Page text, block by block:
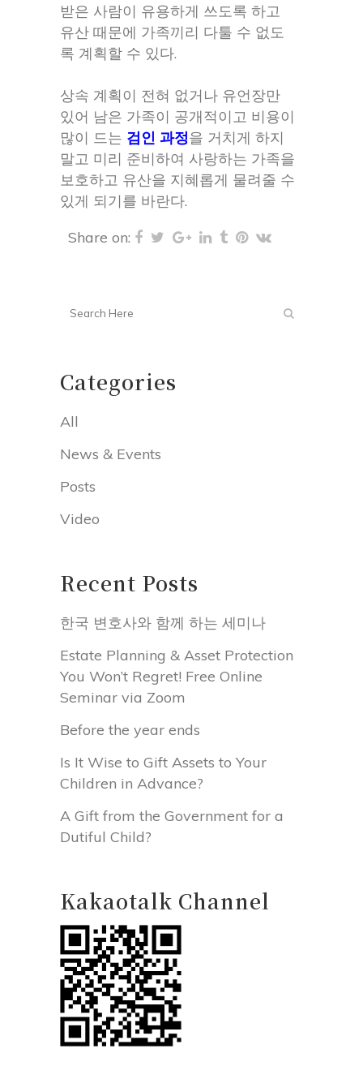
받은 사람이 유용하게 쓰도록 하고
유산 때문에 가족끼리 다툴 수 없도
록 계획할 수 있다.
상속 계획이 전혀 없거나 유언장만
있어 남은 가족이 공개적이고 비용이
많이 드는 검인 과정을 거치게 하지
말고 미리 준비하여 사랑하는 가족을
보호하고 유산을 지혜롭게 물려줄 수
있게 되기를 바란다.
Share on:
Categories
All
News & Events
Posts
Video
Recent Posts
한국 변호사와 함께 하는 세미나
Estate Planning & Asset Protection
You Won’t Regret! Free Online
Seminar via Zoom
Before the year ends
Is It Wise to Gift Assets to Your
Children in Advance?
A Gift from the Government for a
Dutiful Child?
Kakaotalk Channel